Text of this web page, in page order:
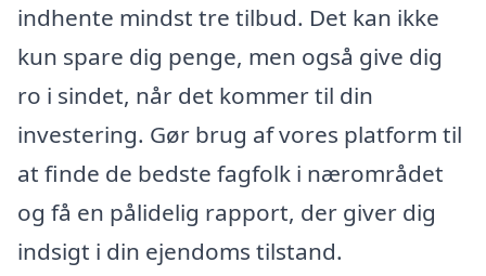
indhente mindst tre tilbud. Det kan ikke
kun spare dig penge, men også give dig
ro i sindet, når det kommer til din
investering. Gør brug af vores platform til
at finde de bedste fagfolk i nærområdet
og få en pålidelig rapport, der giver dig
indsigt i din ejendoms tilstand.